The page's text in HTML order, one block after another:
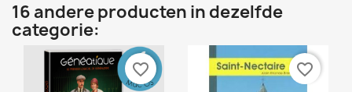
16 andere producten in dezelfde
categorie:
favorite_border favorite_border